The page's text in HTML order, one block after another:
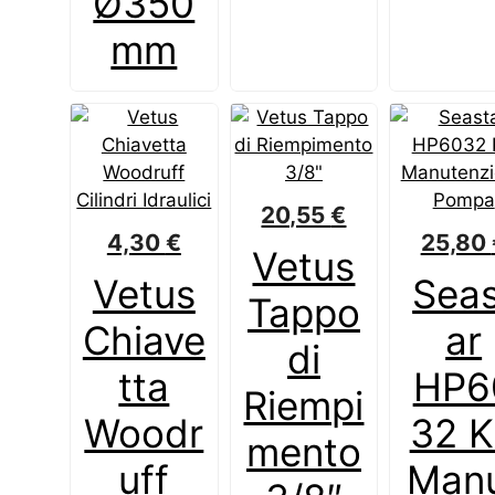
mm
Vetus
Chiave
tta
Woodr
uff
4,30 €
Vetus
Tappo
di
Riempi
mento
20,55€
ar
32
25,80